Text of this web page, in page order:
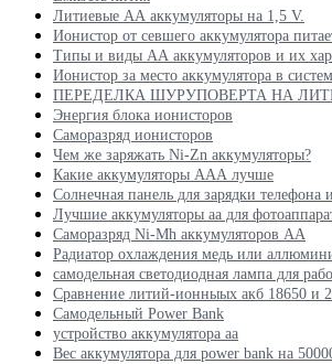
Литиевые АА аккумуляторы на 1,5 V.
Ионистор от севшего аккумулятора
Типы и виды АА аккумуляторов и их
Ионистор за место аккумулятора в
ПЕРЕДЕЛКА ШУРУПОВЕРТА НА
Энергия блока ионисторов
Саморазряд ионисторов
Чем же заряжать Ni-Zn аккумуляторы?
Какие аккумуляторы ААА лучше
Солнечная панель для зарядки телефона
Лучшие аккумуляторы аа для
Саморазряд Ni-Mh аккумуляторов АА
Радиатор охлаждения медь или
самодельная светодиодная лампа для
Сравнение литий-ионныых акб 18650 и
Самодельный Power Bank
устройство аккумулятора аа
Вес аккумулятора для power bank на